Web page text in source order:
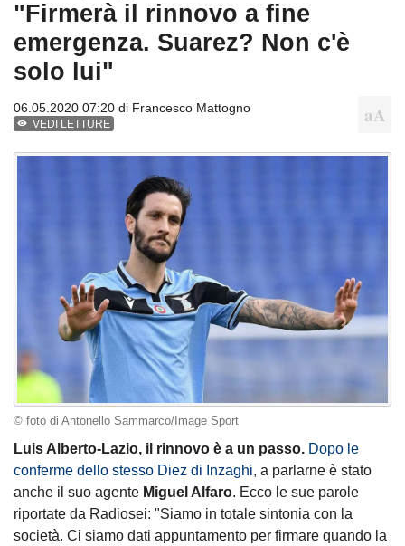
"Firmerà il rinnovo a fine
emergenza. Suarez? Non c'è
solo lui"
06.05.2020 07:20 di Francesco Mattogno
VEDI LETTURE
© foto di Antonello Sammarco/Image Sport
Luis Alberto-Lazio, il rinnovo è a un passo. Dopo le
conferme dello stesso Diez di Inzaghi, a parlarne è stato
anche il suo agente Miguel Alfaro. Ecco le sue parole
riportate da Radiosei: "Siamo in totale sintonia con la
società. Ci siamo dati appuntamento per firmare quando la